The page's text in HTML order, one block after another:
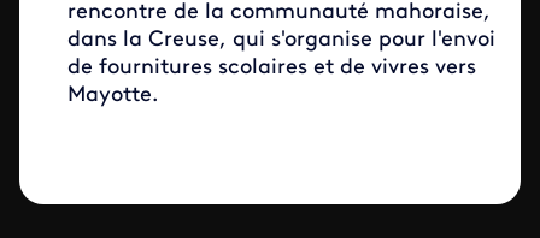
rencontre de la communauté mahoraise,
dans la Creuse, qui s'organise pour l'envoi
de fournitures scolaires et de vivres vers
Mayotte.